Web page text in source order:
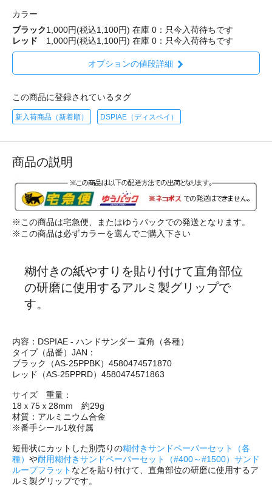
カラー
ブラック1,000円(税込1,100円) 在庫 0：只今入荷待ちです
レッド
1,000円(税込1,100円) 在庫 0：只今入荷待ちです
オプションの値段詳細
この商品に登録されているタグ
新入荷商品（新着順） DSPIAE（ディスペイ）
商品の説明
※この商品は宅急便、またはゆうパックでの発送となります。
※この商品は必ずカラーを選んでご購入下さい
糊付きの紙やすりを貼り付けて直角部位
の研磨に使用するアルミ製グリップで
す。
内容：DSPIAE - ハンドサンダー 直角（各種）
タイプ（品番）JAN：
ブラック（AS-25PPBK）4580474571870
レッド（AS-25PPRD）4580474571863
サイズ 重量：
18ｘ75ｘ28mm 約29g
材質：アルミニウム合金
※番手シール1枚付属
短冊状にカットした別売りの糊付きサンドペーパーセット（各
種） や耐用糊付きサンドペーパーセット（#400～#1500） サンド
ループフラット などを貼り付けて、直角部位の研磨に使用するア
ルミ製グリップです。